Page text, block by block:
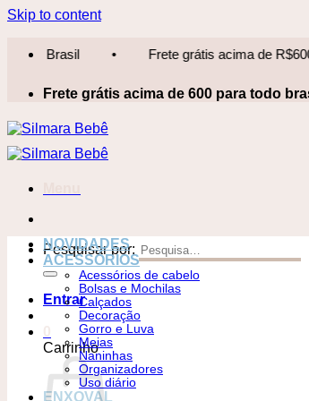
Skip to content
Frete grátis acima de R$600 • Entrega para
Frete grátis acima de 600 para todo
Pesquisar por:
Entrar
Carrinho
NOVIDADES
ACESSÓRIOS
Acessórios de cabelo
Bolsas e Mochilas
Calçados
Decoração
Gorro e Luva
Meias
Naninhas
Organizadores
Uso diário
ENXOVAL